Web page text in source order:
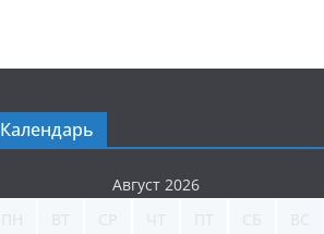
Календарь
Август 2026